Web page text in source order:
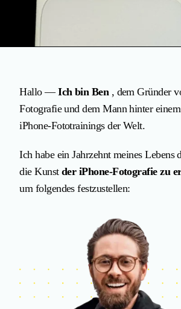
Hallo —Ich bin Ben , dem Gründer
Fotografie und dem Mann hinter
iPhone-Fototrainings der Welt.
Ich habe ein Jahrzehnt meines Lebens
die Kunst der iPhone-Fotografie zu
um folgendes festzustellen: